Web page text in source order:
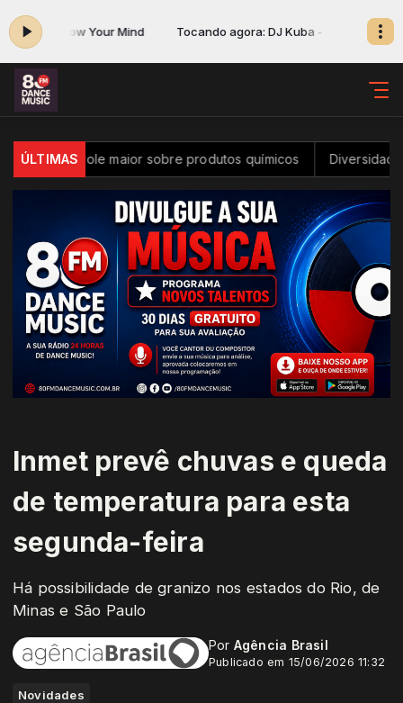
- Blow Your Mind Tocando agora: DJ Kuba - Blow Your Mind
ÚLTIMAS
maior sobre produtos químicos Diversidade na
Inmet prevê chuvas e queda
de temperatura para esta
segunda-feira
Há possibilidade de granizo nos estados do Rio, de
Minas e São Paulo
Por Agência Brasil
Publicado em 15/06/2026 11:32
Novidades